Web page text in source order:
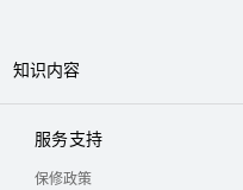
知识内容
服务支持
保修政策